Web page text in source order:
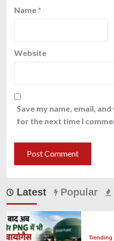
Name *
Website
Save my name, email,
for the next time I
Latest Popular
Trending